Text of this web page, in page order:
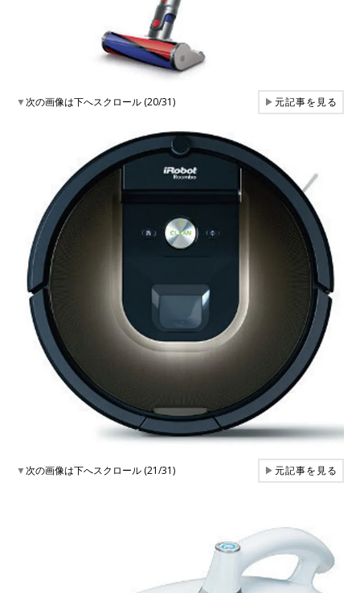
▼次の画像は下へスクロール (20/31) ▶元記事を見る
▼次の画像は下へスクロール (21/31) ▶元記事を見る